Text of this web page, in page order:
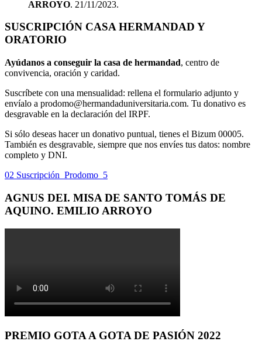
ARROYO. 21/11/2023.
SUSCRIPCIÓN CASA HERMANDAD Y
ORATORIO
Ayúdanos a conseguir la casa de hermandad, centro de
convivencia, oración y caridad.
Suscríbete con una mensualidad: rellena el formulario adjunto y
envíalo a prodomo@hermandaduniversitaria.com. Tu donativo es
desgravable en la declaración del IRPF.
Si sólo deseas hacer un donativo puntual, tienes el Bizum 00005.
También es desgravable, siempre que nos envíes tus datos: nombre
completo y DNI.
02 Suscripción_Prodomo_5
AGNUS DEI. MISA DE SANTO TOMÁS DE
AQUINO. EMILIO ARROYO
PREMIO GOTA A GOTA DE PASIÓN 2022